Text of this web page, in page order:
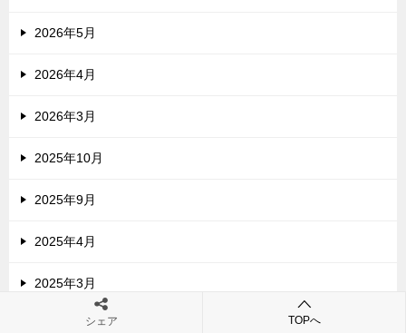
2026年5月
2026年4月
2026年3月
2025年10月
2025年9月
2025年4月
2025年3月
2024年11月シェア TOPへ